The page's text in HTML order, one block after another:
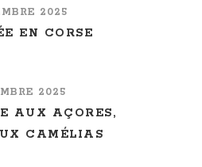
2025
EN CORSE
2025
AUX AÇORES,
CAMÉLIAS